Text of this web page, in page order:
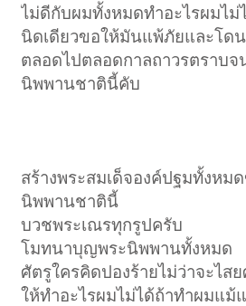
ไม่ดีกับผมทั้งหมดทำอะไรผมไ
นิดเดียวขอให้มันแพ้ภัยและโด
ตลอดไปตลอดกาลถาวรตราบจ
นิพพานชาตินี้คับ
สร้างพระสมเด็จองค์ปฐมทั้งหม
นิพพานชาตินี้
บวชพระเณรทุกรูปครับ
โมทนาบุญพระนิพพานทั้งหมด
ศัตรูใครคิดปองร้ายไม่ว่าจะไส
ให้ทำอะไรผมไม่ได้ถ้าทำผมแม้